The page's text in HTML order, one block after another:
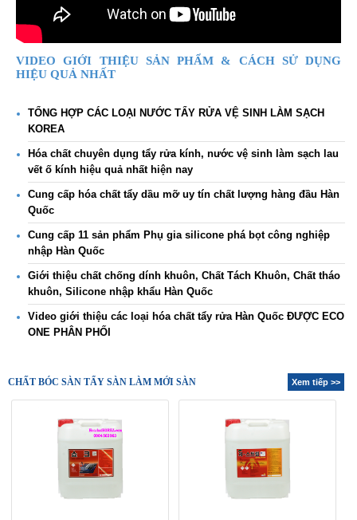
VIDEO GIỚI THIỆU SẢN PHẨM & CÁCH SỬ DỤNG
HIỆU QUẢ NHẤT
TỔNG HỢP CÁC LOẠI NƯỚC TẨY RỬA VỆ SINH LÀM SẠCH
KOREA
Hóa chất chuyên dụng tẩy rửa kính, nước vệ sinh làm sạch lau
vết ố kính hiệu quả nhất hiện nay
Cung cấp hóa chất tẩy dầu mỡ uy tín chất lượng hàng đầu Hàn
Quốc
Cung cấp 11 sản phẩm Phụ gia silicone phá bọt công nghiệp
nhập Hàn Quốc
Giới thiệu chất chống dính khuôn, Chất Tách Khuôn, Chất tháo
khuôn, Silicone nhập khẩu Hàn Quốc
Video giới thiệu các loại hóa chất tẩy rửa Hàn Quốc ĐƯỢC ECO
ONE PHÂN PHỐI
CHẤT BÓC SÀN TẨY SÀN LÀM MỚI SÀN Xem tiếp >>